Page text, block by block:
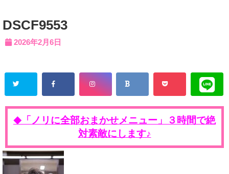
DSCF9553
2026年2月6日
◆
「ノリに全部おまかせメニュー」３時間で絶
対素敵にします♪